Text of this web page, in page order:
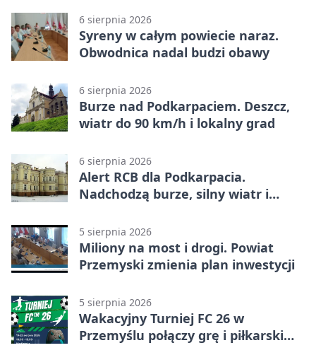
6 sierpnia 2026
Syreny w całym powiecie naraz.
Obwodnica nadal budzi obawy
6 sierpnia 2026
Burze nad Podkarpaciem. Deszcz,
wiatr do 90 km/h i lokalny grad
6 sierpnia 2026
Alert RCB dla Podkarpacia.
Nadchodzą burze, silny wiatr i
5 sierpnia 2026
Miliony na most i drogi. Powiat
Przemyski zmienia plan inwestycji
5 sierpnia 2026
Wakacyjny Turniej FC 26 w
Przemyślu połączy grę i piłkarski